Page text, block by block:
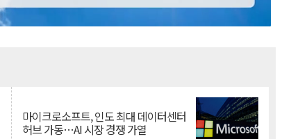
마이크로소프트, 인도 최대 데이터센터
허브 가동…AI 시장 경쟁 가열